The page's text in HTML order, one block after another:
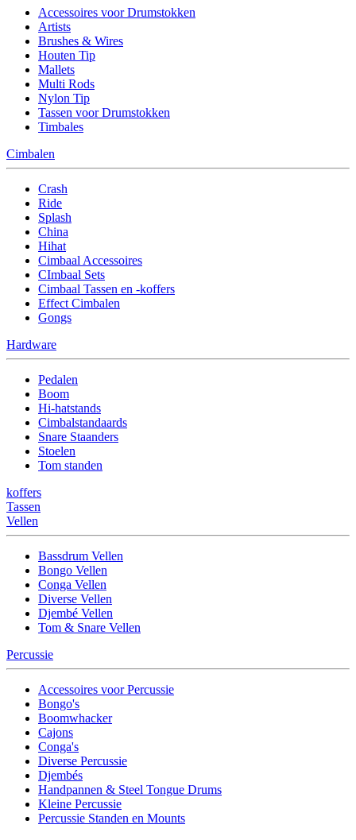
Accessoires voor Drumstokken
Artists
Brushes & Wires
Houten Tip
Mallets
Multi Rods
Nylon Tip
Tassen voor Drumstokken
Timbales
Cimbalen
Crash
Ride
Splash
China
Hihat
Cimbaal Accessoires
CImbaal Sets
Cimbaal Tassen en -koffers
Effect Cimbalen
Gongs
Hardware
Pedalen
Boom
Hi-hatstands
Cimbalstandaards
Snare Staanders
Stoelen
Tom standen
koffers
Tassen
Vellen
Bassdrum Vellen
Bongo Vellen
Conga Vellen
Diverse Vellen
Djembé Vellen
Tom & Snare Vellen
Percussie
Accessoires voor Percussie
Bongo's
Boomwhacker
Cajons
Conga's
Diverse Percussie
Djembés
Handpannen & Steel Tongue Drums
Kleine Percussie
Percussie Standen en Mounts